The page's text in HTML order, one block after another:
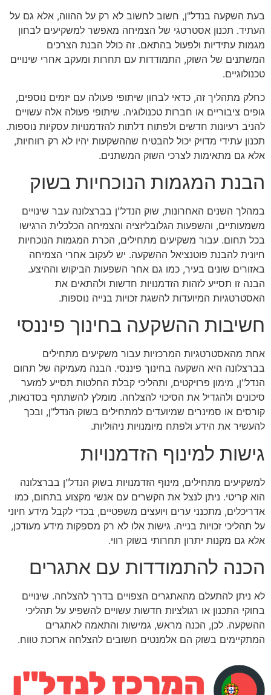
בעת השקעה בנדל"ן, חשוב לחשוב לא רק על ההווה, אלא גם על
העתיד. תכנון אסטרטגי של הצמיחה מאפשר למשקיעים לבחון
מגמות עתידיות ולפעול בהתאם. זה כולל הבנת הצרכים
המשתנים של השוק, התמודדות עם תחרות ומעקב אחרי שינויים
טכנולוגיים.
כחלק מתהליך זה, כדאי לבחון שיתופי פעולה עם יזמים נוספים,
גופים ציבוריים או חברות טכנולוגיה. שיתופי פעולה אלה עשויים
להניב רעיונות חדשים ולפתוח דלתות להזדמנויות עסקיות נוספות.
תכנון עתידי מדויק יכול להבטיח שההשקעות יהיו לא רק רווחיות,
אלא גם מתאימות לצרכי השוק המשתנים.
הבנת המגמות הנוכחיות בשוק
במהלך השנים האחרונות, שוק הנדל"ן בברצלונה עבר שינויים
משמעותיים, והשפעות הגלובליזציה והצמיחה הכלכלית הרגישו
בכל תחום. עבור משקיעים מתחילים, הכרת המגמות הנוכחיות
חיונית להבנת פוטנציאל ההשקעה. יש לעקוב אחרי הצמיחה
באזורים שונים בעיר, כמו גם אחר השפעות הביקוש וההיצע.
הבנה זו תסייע לזהות הזדמנויות חדשות ולהתאים את
האסטרטגיות המיועדות להשגת זכויות בנייה נוספות.
חשיבות ההשקעה בחינוך פיננסי
אחת מהאסטרטגיות המרכזיות עבור משקיעים מתחילים
בברצלונה היא השקעה בחינוך פיננסי. הבנה מעמיקה של תחום
הנדל"ן, מימון פרויקטים, ותהליכי קבלת החלטות תסייע למזער
סיכונים ולהגדיל את הסיכוי להצלחה. מומלץ להשתתף בסדנאות,
קורסים או סמינרים שמיועדים למתחילים בשוק הנדל"ן, ובכך
להעשיר את הידע ולפתח מיומנויות ניהוליות.
גישות למינוף הזדמנויות
למשקיעים מתחילים, מינוף הזדמנויות בשוק הנדל"ן בברצלונה
הוא קריטי. ניתן לנצל את הקשרים עם אנשי מקצוע בתחום, כמו
אדריכלים, מתכנני ערים ויועצים משפטיים, בכדי לקבל מידע חיוני
על תהליכי זכויות בנייה. גישות אלו לא רק מספקות מידע מעודכן,
אלא גם מקנות יתרון תחרותי בשוק רווי.
הכנה להתמודדות עם אתגרים
לא ניתן להתעלם מהאתגרים הצפויים בדרך להצלחה. שינויים
בחוקי התכנון או רגולציות חדשות עשויים להשפיע על תהליכי
ההשקעה. לכן, הכנה מראש, גמישות והתאמה לאתגרים
המתקיימים בשוק הם אלמנטים חשובים להצלחה ארוכת טווח.